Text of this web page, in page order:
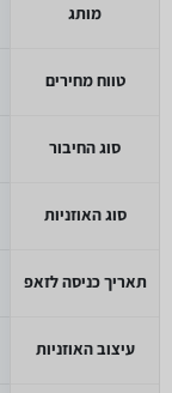
מותג
טווח מחירים
סוג החיבור
סוג האוזניות
תאריך כניסה לזאפ
עיצוב האוזניות